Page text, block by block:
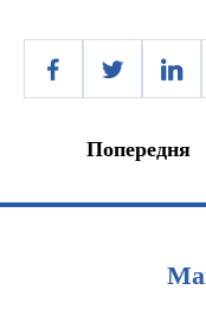
Попередня